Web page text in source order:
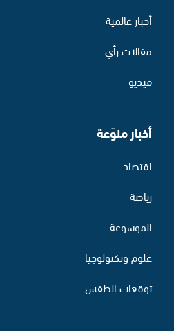
أخبار عالمية
مقالات رأي
فيديو
أخبار منوّعة
اقتصاد
رياضة
الموسوعة
علوم وتكنولوجيا
توقعات الطقس